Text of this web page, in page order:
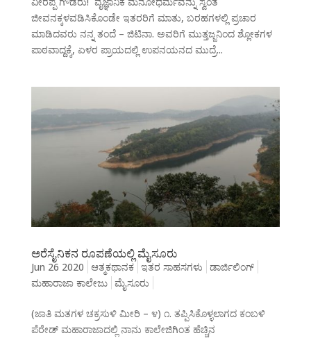
ಜೀವನಕ್ಕಳವಡಿಸಿಕೊಂಡೇ ಇತರರಿಗೆ ಮಾತು, ಬರಹಗಳಲ್ಲಿ ಪ್ರಚಾರ
ಮಾಡಿದವರು ನನ್ನ ತಂದೆ – ಜಿಟಿನಾ. ಅವರಿಗೆ ಮುತ್ತಜ್ಜನಿಂದ ಶ್ಲೋಕಗಳ
ಪಾಠವಾದ್ದಕ್ಕೆ, ಏಳರ ಪ್ರಾಯದಲ್ಲಿ ಉಪನಯನದ ಮುದ್ರೆ...
ಅರೆಸೈನಿಕನ ರೂಪಣೆಯಲ್ಲಿ ಮೈಸೂರು
Jun 26 2020 ಆತ್ಮಕಥಾನಕ ಇತರ ಸಾಹಸಗಳು ಡಾರ್ಜಿಲಿಂಗ್
ಮಹಾರಾಜಾ ಕಾಲೇಜು ಮೈಸೂರು
(ಜಾತಿ ಮತಗಳ ಚಕ್ರಸುಳಿ ಮೀರಿ – ೪) ೧. ತಪ್ಪಿಸಿಕೊಳ್ಳಲಾಗದ ಕಂಬಳಿ
ಪೆರೇಡ್ ಮಹಾರಾಜಾದಲ್ಲಿ ನಾನು ಕಾಲೇಜಿಗಿಂತ ಹೆಚ್ಚಿನ